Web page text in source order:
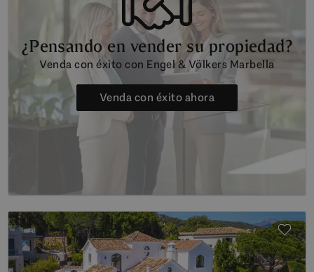
¿Pensando en vender su propiedad?
Venda con éxito con Engel & Völkers Marbella
Venda con éxito ahora